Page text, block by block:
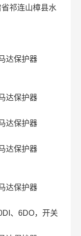
祁连山樟县水
、6DO，开关